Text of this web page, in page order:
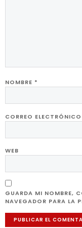
NOMBRE *
CORREO ELECTRÓNICO
WEB
GUARDA MI NOMBRE,
NAVEGADOR PARA LA